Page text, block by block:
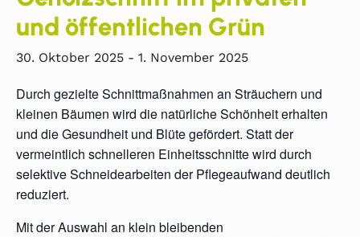
und öffentlichen Grün
30. Oktober 2025 - 1. November 2025
Durch gezielte Schnittmaßnahmen an Sträuchern und
kleinen Bäumen wird die natürliche Schönheit erhalten
und die Gesundheit und Blüte gefördert. Statt der
vermeintlich schnelleren Einheitsschnitte wird durch
selektive Schneidearbeiten der Pflegeaufwand deutlich
reduziert.
Mit der Auswahl an klein bleibenden